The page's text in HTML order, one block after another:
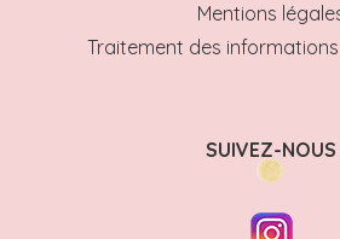
Mentions
Traitement des
SUIVEZ-NOUS